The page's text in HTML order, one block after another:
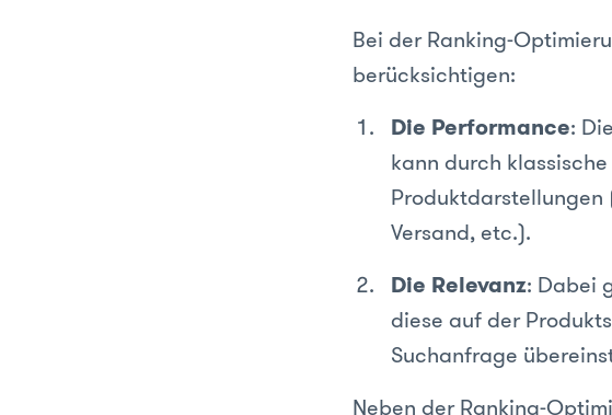
Bei der Ranking-
berücksichtigen:
Die Performance:
kann durch
Produktdarstellungen
Versand, etc.).
Die Relevanz: Dabei
diese auf der
Suchanfrage
Neben der Ranking-